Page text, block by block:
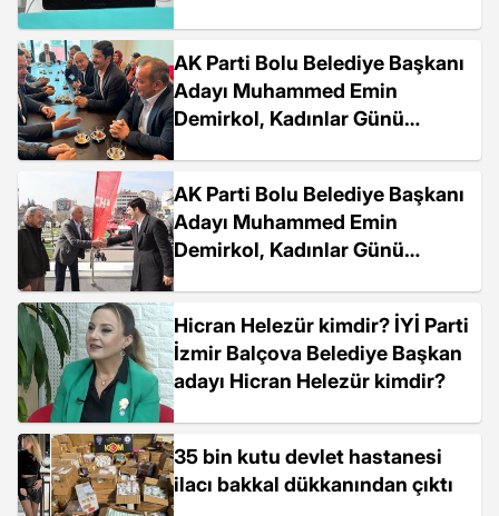
AK Parti Bolu Belediye Başkanı
Adayı Muhammed Emin
Demirkol, Kadınlar Günü
AK Parti Bolu Belediye Başkanı
Adayı Muhammed Emin
Demirkol, Kadınlar Günü
Hicran Helezür kimdir? İYİ Parti
İzmir Balçova Belediye Başkan
adayı Hicran Helezür kimdir?
35 bin kutu devlet hastanesi
ilacı bakkal dükkanından çıktı